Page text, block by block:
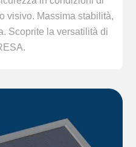
visivo. Massima stabilità,
Scoprite la versatilità di